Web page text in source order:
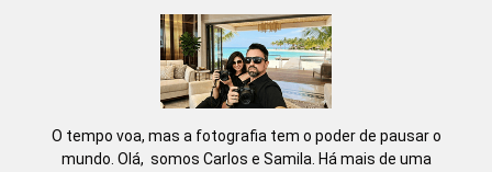
O tempo voa, mas a fotografia tem o poder de pausar o
mundo. Olá, somos Carlos e Samila. Há mais de uma